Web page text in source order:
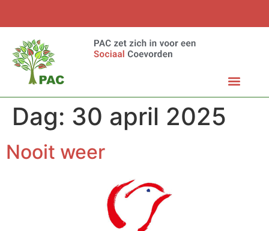
Dag: 30 april 2025
Nooit weer